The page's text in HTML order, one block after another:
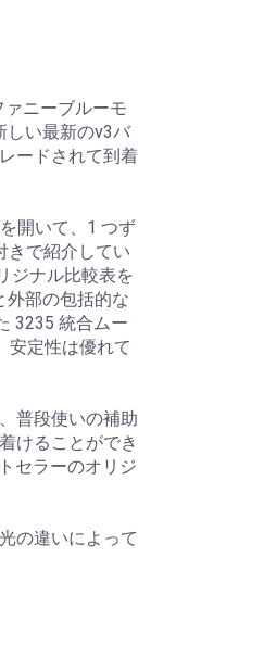
ニーブルーモ
しい最新のv3バ
ードされて到着
開いて、1 つず
きで紹介してい
ジナル比較表を
外部の包括的な
3235 統合ムー
安定性は優れて
普段使いの補助
けることができ
セラーのオリジ
の違いによって